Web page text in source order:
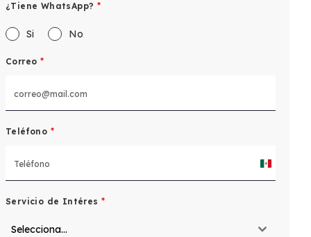
¿Tiene WhatsApp? *
Si No
Correo *
Teléfono *
Mexico
+52
Servicio de Intéres*
Selecciona...